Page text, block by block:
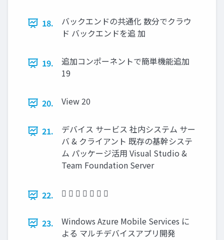
18.
バックエンドの共通化 数分でクラウ
ド バックエンドを追 加
19.
追加コンポーネントで簡単機能追加
19
20. View 20
21.
デバイス サービス 社内システム サー
バ & クライアント 既存の基幹システ
ム パッケージ活用 Visual Studio &
Team Foundation Server
22.       
23.
Windows Azure Mobile Services に
よる マルチデバイスアプリ開発